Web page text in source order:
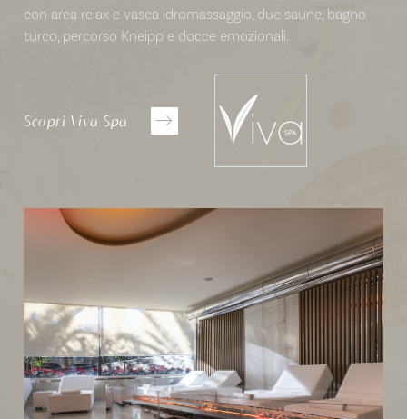
con area relax e vasca idromassaggio, due saune, bagno
turco, percorso Kneipp e docce emozionali.
Scopri Viva Spa